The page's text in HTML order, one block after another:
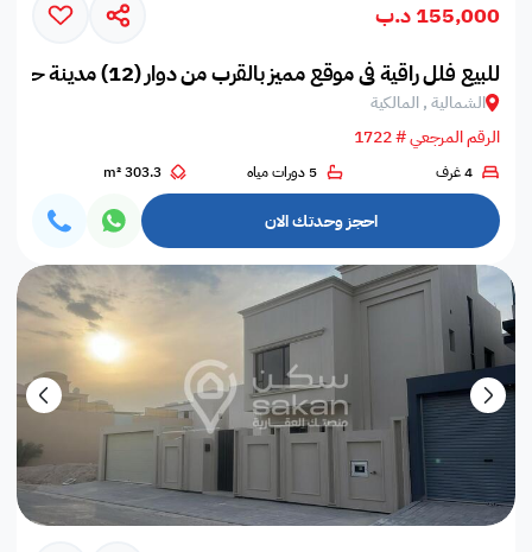
155,000 د.ب
للبيع فلل راقية في موقع مميز بالقرب من دوار (12) مدينة حمد
الشمالية , المالكية
الرقم المرجعي # 1722
4 غرف 5 دورات مياه 303.3 m²
احجز وحدتك الان